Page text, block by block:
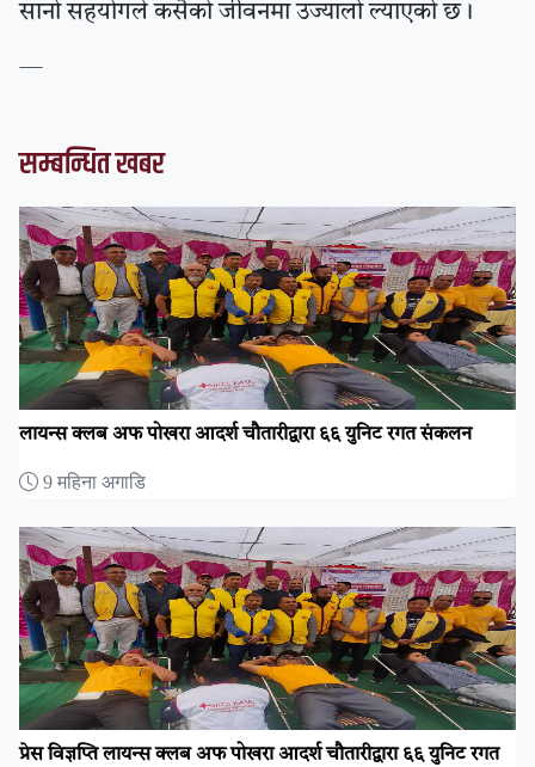
सानो सहयोगले कसैको जीवनमा उज्यालो ल्याएको छ।
—
सम्बन्धित खबर
लायन्स क्लब अफ पोखरा आदर्श चौतारीद्वारा ६६ युनिट रगत संकलन
9 महिना अगाडि
प्रेस विज्ञप्ति लायन्स क्लब अफ पोखरा आदर्श चौतारीद्वारा ६६ युनिट रगत